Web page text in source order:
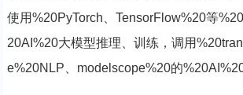
使用%20PyTorch、TensorFlow%20等
20AI%20大模型推理、训练，调用
e%20NLP、modelscope%20的